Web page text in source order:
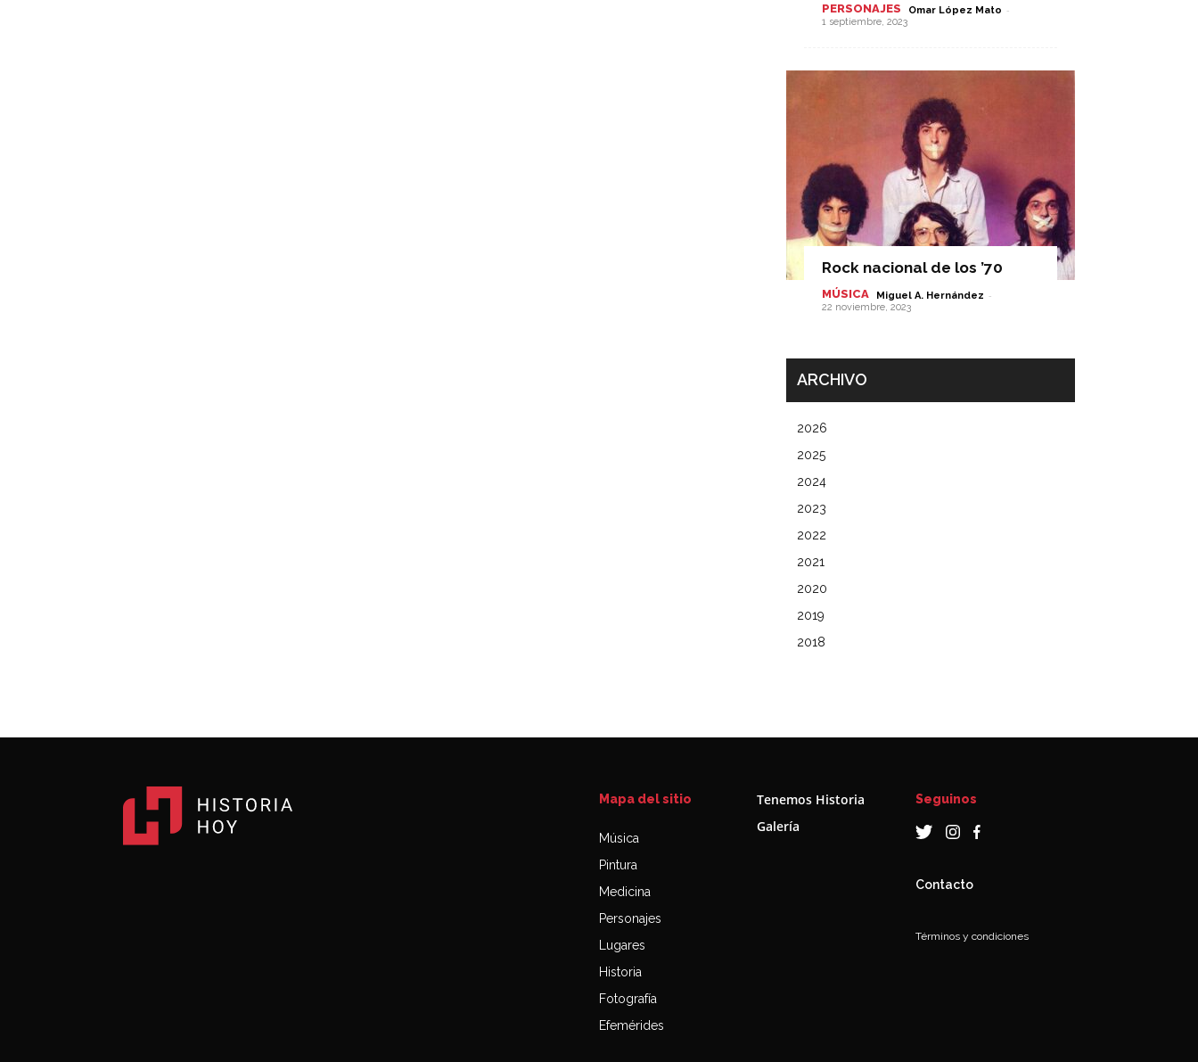
PERSONAJES Omar López Mato -
1 septiembre, 2023
Rock nacional de los ’70
MÚSICA Miguel A. Hernández -
22 noviembre, 2023
ARCHIVO
2026
2025
2024
2023
2022
2021
2020
2019
2018
Mapa del sitio
Música
Pintura
Medicina
Personajes
Lugares
Historia
Fotografía
Efemérides
Tenemos Historia
Galería
Seguinos
Contacto
Términos y condiciones